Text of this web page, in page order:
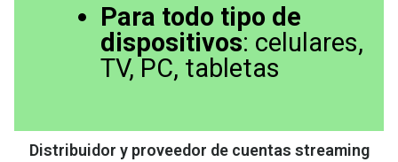
Para todo tipo de
dispositivos: celulares,
TV, PC, tabletas
Distribuidor y proveedor de cuentas streaming